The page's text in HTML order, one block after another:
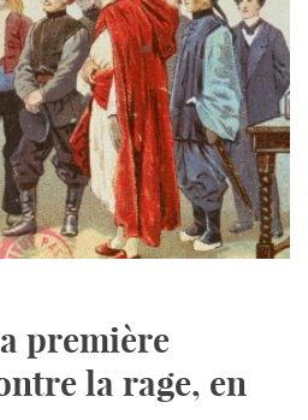
première
la rage, en